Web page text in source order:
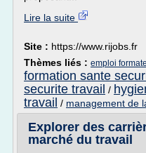
Lire la suite
Site : https://www.rijobs.fr
Thèmes liés : emploi
formation sante
securite travail /
travail / management de
Explorer des
marché du travail